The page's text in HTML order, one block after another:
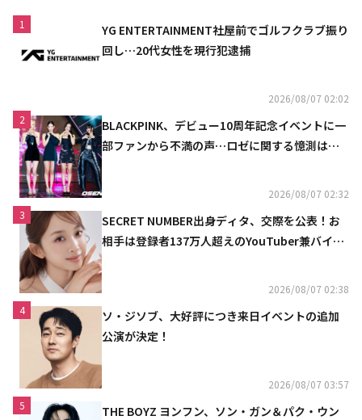
1
YG ENTERTAINMENT社屋前でゴルフクラブ振り
回し…20代女性を現行犯逮捕
2026/08/07 02:02
2
BLACKPINK、デビュー10周年記念イベントに一
部ファンから不満の声…ロゼに関する憶測は否
2026/08/07 02:32
3
SECRET NUMBER出身ディタ、交際を公表！お
相手は登録者137万人超えのYouTuber兼バイオ
2026/08/07 02:38
4
ソ・ジソブ、大好評につき来日イベントの追加
公演が決定！
2026/08/07 03:57
5
THE BOYZ ヨンフン、ソン・ガン＆パク・ウン